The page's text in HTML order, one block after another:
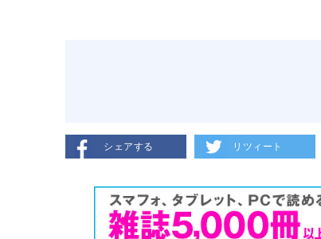
シェアする リツィート